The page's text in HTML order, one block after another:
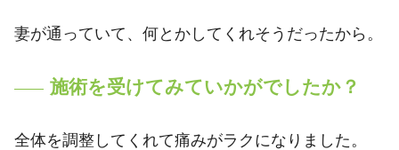
妻が通っていて、何とかしてくれそうだったから。
施術を受けてみていかがでしたか？
全体を調整してくれて痛みがラクになりました。